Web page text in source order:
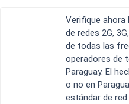
Twitter
Youtube
Es compatible?...
Roberto Lara Rodríguezen
Mi teléfono es un Samsung
WhatsApp lanza
17:47:05 09/10/2022
5:00:02 04/07/2026
Fallos de sonido
0:37:57 08/04/2026
Verifique ahora
de redes 2G,
de todas las
operadores de
Paraguay. El
o no en
estándar de
Noticias